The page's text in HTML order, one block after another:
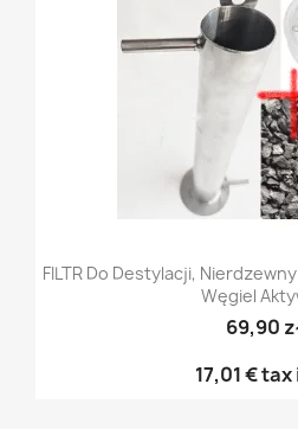
FILTR Do Destylacji,
Węgiel
69,90
17,01 €tax